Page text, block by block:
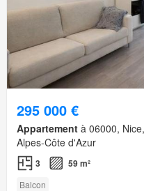
295 000 €
Appartement à 06000,
Alpes-Côte d'Azur
3 59 m²
Balcon